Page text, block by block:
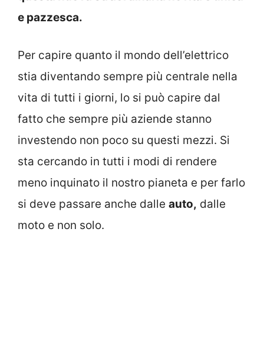
e pazzesca.
Per capire quanto il mondo dell’elettrico
stia diventando sempre più centrale nella
vita di tutti i giorni, lo si può capire dal
fatto che sempre più aziende stanno
investendo non poco su questi mezzi. Si
sta cercando in tutti i modi di rendere
meno inquinato il nostro pianeta e per farlo
si deve passare anche dalle auto, dalle
moto e non solo.